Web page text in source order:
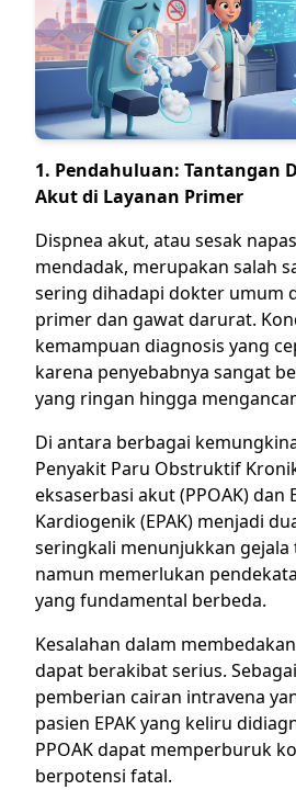
1. Pendahuluan: Tantangan
Akut di Layanan Primer
Dispnea akut, atau sesak
mendadak, merupakan salah
sering dihadapi dokter umum
primer dan gawat darurat.
kemampuan diagnosis yang
karena penyebabnya sangat
yang ringan hingga
Di antara berbagai
Penyakit Paru Obstruktif
eksaserbasi akut (PPOAK) dan
Kardiogenik (EPAK) menjadi
seringkali menunjukkan
namun memerlukan
yang fundamental berbeda.
Kesalahan dalam
dapat berakibat serius.
pemberian cairan intravena
pasien EPAK yang keliru
PPOAK dapat memperburuk
berpotensi fatal.